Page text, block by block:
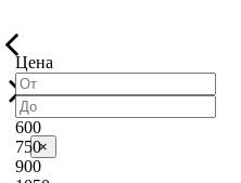
×
Цена
600
750
900